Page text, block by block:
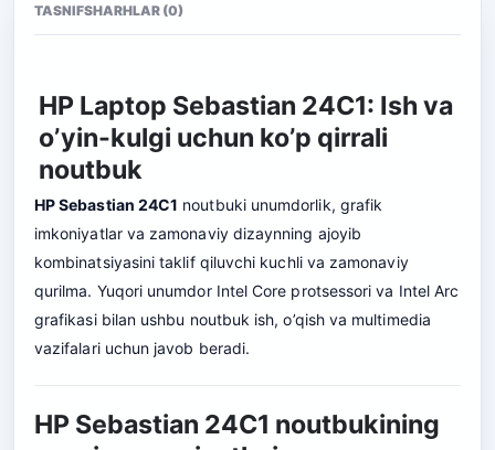
TASNIFSHARHLAR (0)
HP Laptop Sebastian 24C1: Ish va
o’yin-kulgi uchun ko’p qirrali
noutbuk
HP Sebastian 24C1 noutbuki unumdorlik, grafik
imkoniyatlar va zamonaviy dizaynning ajoyib
kombinatsiyasini taklif qiluvchi kuchli va zamonaviy
qurilma. Yuqori unumdor Intel Core protsessori va Intel Arc
grafikasi bilan ushbu noutbuk ish, o’qish va multimedia
vazifalari uchun javob beradi.
HP Sebastian 24C1 noutbukining